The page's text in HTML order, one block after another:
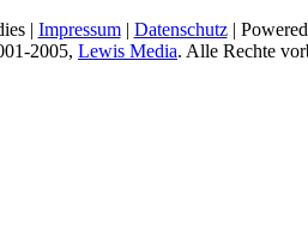
| Impressum| Datenschutz|
2005, Lewis Media. Alle Rechte